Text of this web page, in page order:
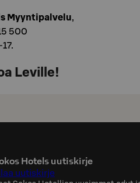
Myyntipalvelu,
500
Leville!
Hotels uutiskirje
uutiskirje